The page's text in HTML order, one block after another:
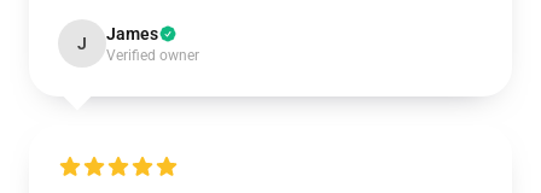
J James
Verified owner